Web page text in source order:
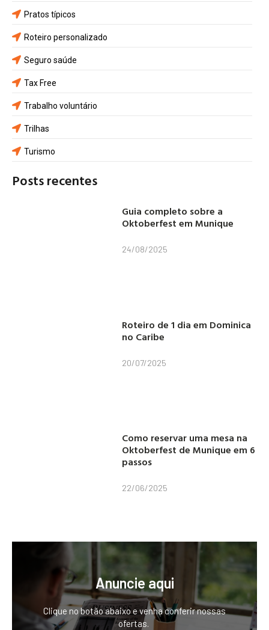
Pratos típicos
Roteiro personalizado
Seguro saúde
Tax Free
Trabalho voluntário
Trilhas
Turismo
Posts recentes
Guia completo sobre a
Oktoberfest em Munique
24/08/2025
Roteiro de 1 dia em Dominica
no Caribe
20/07/2025
Como reservar uma mesa na
Oktoberfest de Munique em 6
passos
22/06/2025
Anuncie aqui
Clique no botão abaixo e venha conferir nossas
ofertas.